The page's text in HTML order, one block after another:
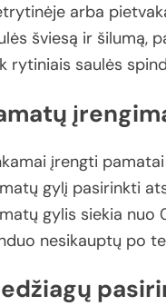
arba
šviesą ir šilumą,
rytiniais saulės
įrengti pamatai
gylį pasirinkti
gylis siekia nuo
nesikauptų po